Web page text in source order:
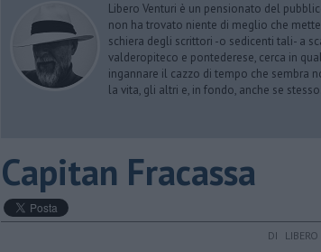
Libero Venturi è un pensionato del
non ha trovato niente di meglio che
schiera degli scrittori -o sedicenti tali- a
valderopiteco e pontederese, cerca in
ingannare il cazzo di tempo che sembra
la vita, gli altri e, in fondo, anche se stesso.
​Capitan Fracassa
DI